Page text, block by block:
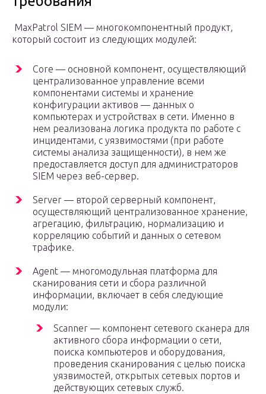
MaxPatrol SIEM — многокомпонентный продукт,
который состоит из следующих модулей:
Core — основной компонент, осуществляющий
централизованное управление всеми
компонентами системы и хранение
конфигурации активов — данных о
компьютерах и устройствах в сети. Именно в
нем реализована логика продукта по работе с
инцидентами, с уязвимостями (при работе
системы анализа защищенности), в нем же
предоставляется доступ для администраторов
SIEM через веб-сервер.
Server — второй серверный компонент,
осуществляющий централизованное хранение,
агрегацию, фильтрацию, нормализацию и
корреляцию событий и данных о сетевом
трафике.
Agent — многомодульная платформа для
сканирования сети и сбора различной
информации, включает в себя следующие
модули:
Scanner — компонент сетевого сканера для
активного сбора информации о сети,
поиска компьютеров и оборудования,
проведения сканирования с целью поиска
уязвимостей, открытых сетевых портов и
действующих сетевых служб.